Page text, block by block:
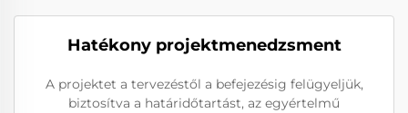
Hatékony projektmenedzsment
A projektet a tervezéstől a befejezésig felügyeljük,
biztosítva a határidőtartást, az egyértelmű